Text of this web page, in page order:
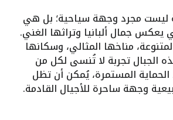
ليست مجرد وجهة سياحية؛ بل هي
جمال ألبانيا وتراثها الغني.
مناخها المثالي، وسكانها
الجبال تجربة لا تُنسى لكل من
المستمرة، يُمكن أن تظل
وجهة ساحرة للأجيال القادمة.